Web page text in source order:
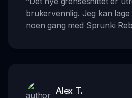
brukervennlig. Jeg kan
noen gang med Sprunki
Alex T.